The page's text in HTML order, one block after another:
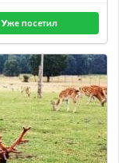
Уже посетил